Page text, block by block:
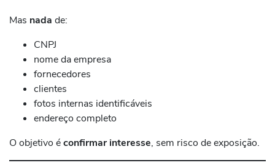
Mas nada de:
CNPJ
nome da empresa
fornecedores
clientes
fotos internas identificáveis
endereço completo
O objetivo éconfirmar interesse, sem risco de exposição.